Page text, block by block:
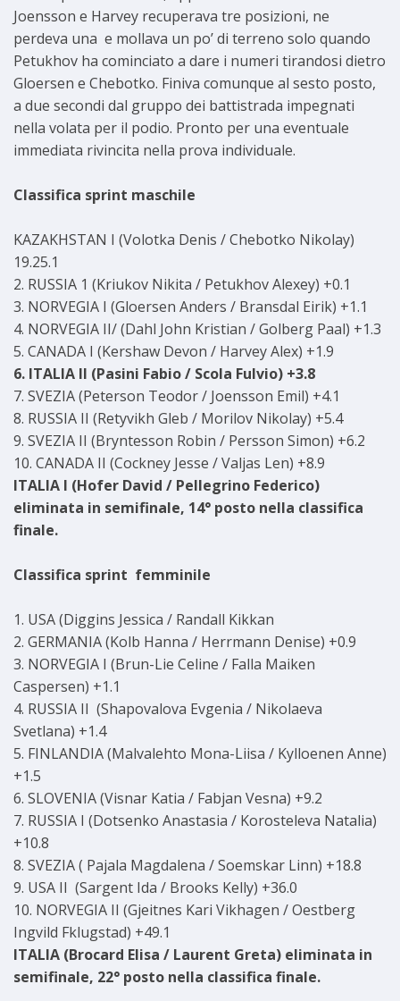
Joensson e Harvey recuperava tre posizioni, ne
perdeva una e mollava un po’ di terreno solo quando
Petukhov ha cominciato a dare i numeri tirandosi dietro
Gloersen e Chebotko. Finiva comunque al sesto posto,
a due secondi dal gruppo dei battistrada impegnati
nella volata per il podio. Pronto per una eventuale
immediata rivincita nella prova individuale.
Classifica sprint maschile
KAZAKHSTAN I (Volotka Denis / Chebotko Nikolay)
19.25.1
2. RUSSIA 1 (Kriukov Nikita / Petukhov Alexey) +0.1
3. NORVEGIA I (Gloersen Anders / Bransdal Eirik) +1.1
4. NORVEGIA II/ (Dahl John Kristian / Golberg Paal) +1.3
5. CANADA I (Kershaw Devon / Harvey Alex) +1.9
6. ITALIA II (Pasini Fabio / Scola Fulvio) +3.8
7. SVEZIA (Peterson Teodor / Joensson Emil) +4.1
8. RUSSIA II (Retyvikh Gleb / Morilov Nikolay) +5.4
9. SVEZIA II (Bryntesson Robin / Persson Simon) +6.2
10. CANADA II (Cockney Jesse / Valjas Len) +8.9
ITALIA I (Hofer David / Pellegrino Federico)
eliminata in semifinale, 14° posto nella classifica
finale.
Classifica sprint femminile
1. USA (Diggins Jessica / Randall Kikkan
2. GERMANIA (Kolb Hanna / Herrmann Denise) +0.9
3. NORVEGIA I (Brun-Lie Celine / Falla Maiken
Caspersen) +1.1
4. RUSSIA II (Shapovalova Evgenia / Nikolaeva
Svetlana) +1.4
5. FINLANDIA (Malvalehto Mona-Liisa / Kylloenen Anne)
+1.5
6. SLOVENIA (Visnar Katia / Fabjan Vesna) +9.2
7. RUSSIA I (Dotsenko Anastasia / Korosteleva Natalia)
+10.8
8. SVEZIA ( Pajala Magdalena / Soemskar Linn) +18.8
9. USA II (Sargent Ida / Brooks Kelly) +36.0
10. NORVEGIA II (Gjeitnes Kari Vikhagen / Oestberg
Ingvild Fklugstad) +49.1
ITALIA (Brocard Elisa / Laurent Greta) eliminata in
semifinale, 22° posto nella classifica finale.